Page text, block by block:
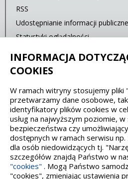
RSS
Udostępnianie informacji
Statystyki oglądalności
Spełniamy standardy
WCAG 2.1 SECTION
IS
INFORMACJA
COOKIES
W ramach witryny stosujemy pliki
przetwarzamy dane osobowe,
identyfikatory plików cookies w
usług na najwyższym poziomie,
bezpieczeństwa czy
dostępnych w ramach serwisu np.
dla osób niedowidzących tj.
szczegółów znajdą Państwo w
"cookies" . Mogą Państwo
"cookies", zmieniając ustawienia